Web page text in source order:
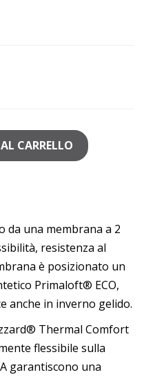
CARRELLO
una membrana a 2
resistenza al
è posizionato un
Primaloft® ECO,
anche in inverno gelido.
Thermal Comfort
flessibile sulla
garantiscono una